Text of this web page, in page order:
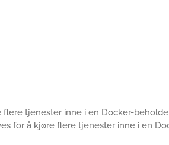
tjenester inne i en Docker-
for å kjøre flere tjenester inne i en